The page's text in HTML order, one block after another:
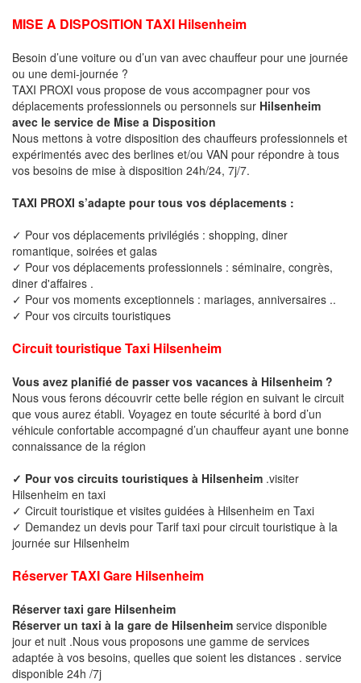
MISE A DISPOSITION TAXI Hilsenheim
Besoin d’une voiture ou d’un van avec chauffeur pour une journée
ou une demi-journée ?
TAXI PROXI vous propose de vous accompagner pour vos
déplacements professionnels ou personnels sur Hilsenheim
avec le service de Mise a Disposition
Nous mettons à votre disposition des chauffeurs professionnels et
expérimentés avec des berlines et/ou VAN pour répondre à tous
vos besoins de mise à disposition 24h/24, 7j/7.
TAXI PROXI s’adapte pour tous vos déplacements :
✓ Pour vos déplacements privilégiés : shopping, diner
romantique, soirées et galas
✓ Pour vos déplacements professionnels : séminaire, congrès,
diner d'affaires .
✓ Pour vos moments exceptionnels : mariages, anniversaires ..
✓ Pour vos circuits touristiques
Circuit touristique Taxi Hilsenheim
Vous avez planifié de passer vos vacances à Hilsenheim ?
Nous vous ferons découvrir cette belle région en suivant le circuit
que vous aurez établi. Voyagez en toute sécurité à bord d’un
véhicule confortable accompagné d’un chauffeur ayant une bonne
connaissance de la région
✓ Pour vos circuits touristiques à Hilsenheim .visiter
Hilsenheim en taxi
✓ Circuit touristique et visites guidées à Hilsenheim en Taxi
✓ Demandez un devis pour Tarif taxi pour circuit touristique à la
journée sur Hilsenheim
Réserver TAXI Gare Hilsenheim
Réserver taxi gare Hilsenheim
Réserver un taxi à la gare de Hilsenheim service disponible
jour et nuit .Nous vous proposons une gamme de services
adaptée à vos besoins, quelles que soient les distances . service
disponible 24h /7j